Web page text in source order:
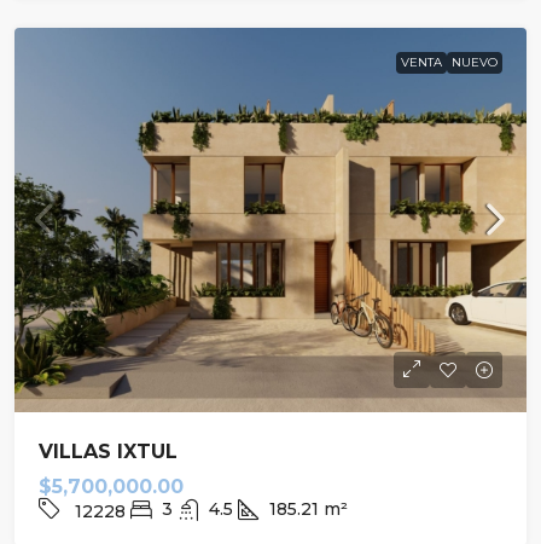
VENTA NUEVO
VILLAS IXTUL
$5,700,000.00
12228 3 4.5 185.21 m²